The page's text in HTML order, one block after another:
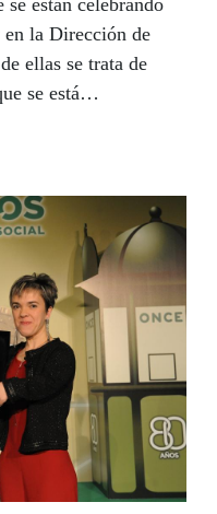
están celebrando
en la Dirección de
ellas se trata de
se está
rutas por